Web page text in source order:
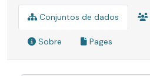
Conjuntos de dados
Sobre Pages